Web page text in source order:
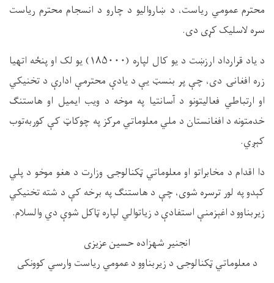
محترم عمومي ریاست، د ښاروالیو د چارو د انسجام محترم ریاست
سره لاسلیک کړی دی.
د یاد قرارداد ارزښت د یو کال لپاره (۱۸۵۰۰۰) یو لک او پنځه اتهیا
زره افغانۍ دی، چې پر بنسټ یې د یادې محترمې ادارې د تخنیکي
او ارتباطي فعالیتونو د آسانتیا په موخه د ویب ایمیل او هاستنګ
خدمتونه د افغانستان د ملي معلوماتي مرکز په چوکاټ کې کوربه‌توب
کېږي.
دا اقدام د مخابراتو او معلوماتي ټکنالوجۍ وزارت د هغو موخو د پلي
کېدو په لور ترسره شوی، چې د هاستنګ په برخه کې د شته تخنیکي
زیربناوو د اغېزمنې استفادې د زیاتوالي لپاره ټاکل شوې دي والسلام.
انجنیر شهزاده حسین عزیزی
د معلوماتي ټکنالوجۍ د زیربناوو د عمومي ریاست وارسي کوونکی